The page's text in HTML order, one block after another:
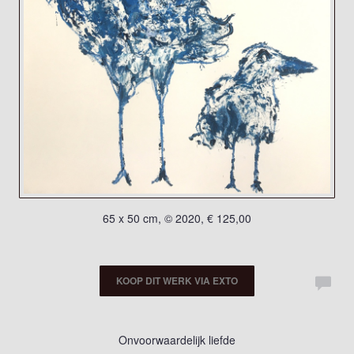
65 x 50 cm, © 2020, € 125,00
KOOP DIT WERK VIA EXTO
Onvoorwaardelijk liefde